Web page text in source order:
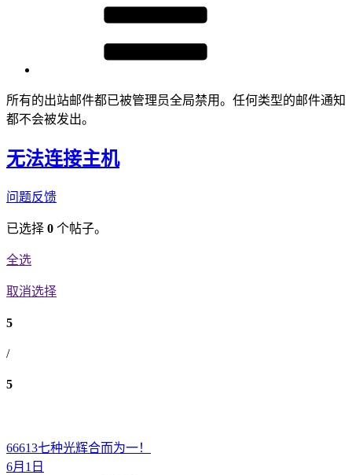
所有的出站邮件都已被管理员全局禁用。任何类型的邮件通知
都不会被发出。
无法连接主机
问题反馈
已选择 0 个帖子。
全选
取消选择
5
/
5
66613七种光辉合而为一！
6月1日